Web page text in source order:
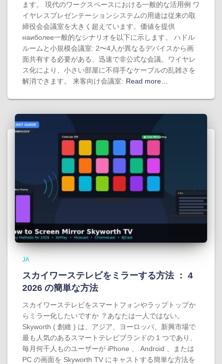
ます。 現代のワークスペースにおける一般的な活用例 ワ
イヤレスプレゼンテーションシステムの用途は従来の取
締役会会議室を大きく超えています。価値を提供
наиболее一般的なシナリオを以下に示します。 ハドル
ルームと小規模会議室: 2〜4人が異なるデバイスから画
面共有する必要がある、迅速で非公式な会議。ワイヤレ
ス化により、小さい部屋に不得手なケーブルの乱雑さを
解消できます。 来客向け会議室: Read more…
JA
スカイワーステレビをミラーする方法 ： 4
2026 の簡単な方法
スカイワーステレビをスマートフォンやラップトップか
らミラー化したいですか ？あなたは一人ではない。
Skyworth ( 創維 ) は、アジア、ヨーロッパ、新興市場で
最も人気のあるスマートテレビブランドの 1 つであり、
毎月何千人ものユーザーが iPhone 、 Android 、または
PC の画面を Skyworth TV にキャストする簡単な方法を